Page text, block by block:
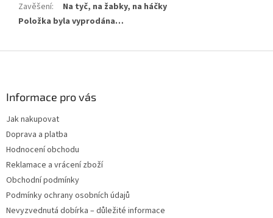
Zavěšení:
Na tyč, na žabky, na háčky
Položka byla vyprodána…
Informace pro vás
Jak nakupovat
Doprava a platba
Hodnocení obchodu
Reklamace a vrácení zboží
Obchodní podmínky
Podmínky ochrany osobních údajů
Nevyzvednutá dobírka – důležité informace